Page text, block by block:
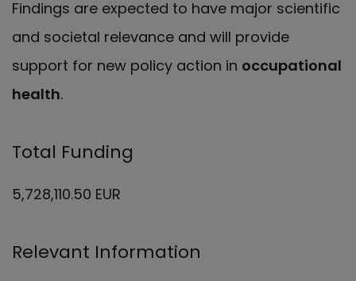
Findings are expected to have major scientific
and societal relevance and will provide
support for new policy action in occupational
health.
Total Funding
5,728,110.50 EUR
Relevant Information